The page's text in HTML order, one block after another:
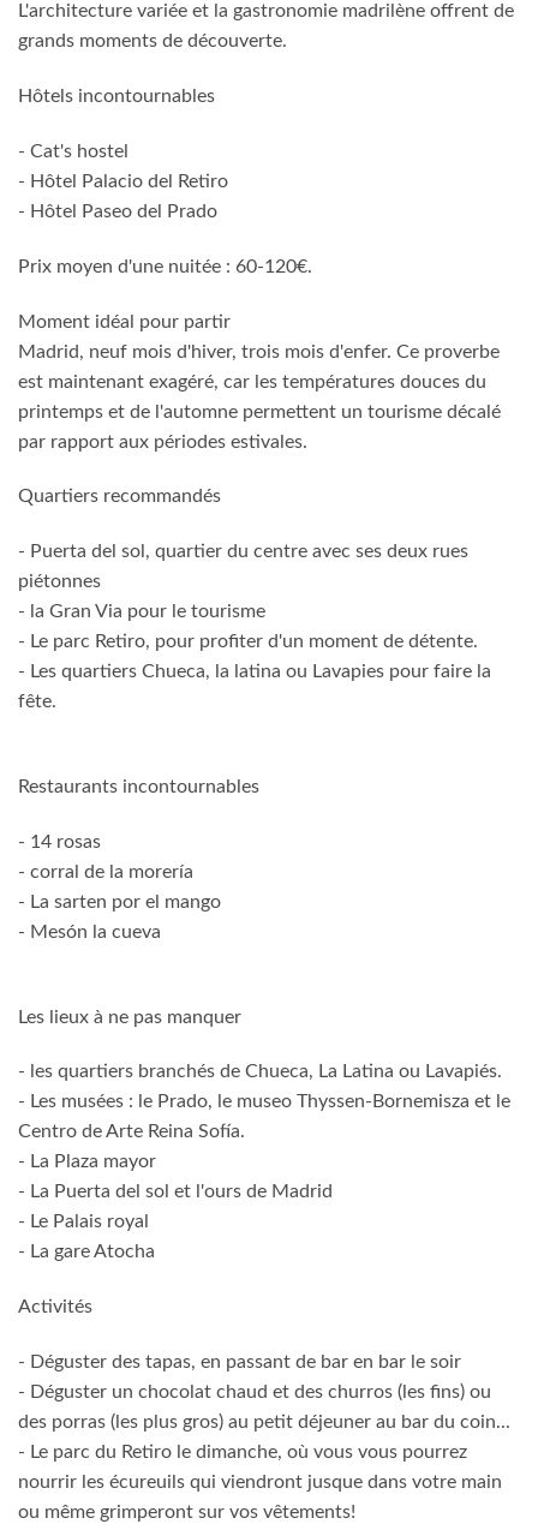
L'architecture variée et la gastronomie madrilène offrent de
grands moments de découverte.
Hôtels incontournables
- Cat's hostel
- Hôtel Palacio del Retiro
- Hôtel Paseo del Prado
Prix moyen d'une nuitée : 60-120€.
Moment idéal pour partir
Madrid, neuf mois d'hiver, trois mois d'enfer. Ce proverbe
est maintenant exagéré, car les températures douces du
printemps et de l'automne permettent un tourisme décalé
par rapport aux périodes estivales.
Quartiers recommandés
- Puerta del sol, quartier du centre avec ses deux rues
piétonnes
- la Gran Via pour le tourisme
- Le parc Retiro, pour profiter d'un moment de détente.
- Les quartiers Chueca, la latina ou Lavapies pour faire la
fête.
Restaurants incontournables
- 14 rosas
- corral de la morería
- La sarten por el mango
- Mesón la cueva
Les lieux à ne pas manquer
- les quartiers branchés de Chueca, La Latina ou Lavapiés.
- Les musées : le Prado, le museo Thyssen-Bornemisza et le
Centro de Arte Reina Sofía.
- La Plaza mayor
- La Puerta del sol et l'ours de Madrid
- Le Palais royal
- La gare Atocha
Activités
- Déguster des tapas, en passant de bar en bar le soir
- Déguster un chocolat chaud et des churros (les fins) ou
des porras (les plus gros) au petit déjeuner au bar du coin...
- Le parc du Retiro le dimanche, où vous vous pourrez
nourrir les écureuils qui viendront jusque dans votre main
ou même grimperont sur vos vêtements!